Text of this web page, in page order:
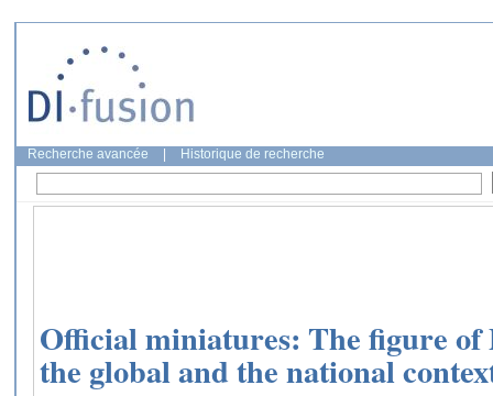
Recherche avancée Historique de recherche
Official miniatures: The figure
the global and the national